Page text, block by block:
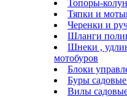
Топоры-
Тяпки и
Черенки и
Шланги
Шнеки ,
мотобуров
Блоки
Буры
Вилы